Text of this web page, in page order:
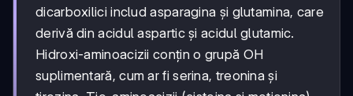
dicarboxilici includ asparagina și glutamina, care
derivă din acidul aspartic și acidul glutamic.
Hidroxi-aminoacizii conțin o grupă OH
suplimentară, cum ar fi serina, treonina și